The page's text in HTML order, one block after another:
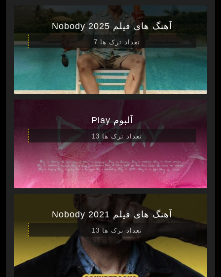
آهنگ های فیلم Nobody 2025
تعداد ترک ها 7
آلبوم Play
تعداد ترک ها 13
آهنگ های فیلم Nobody 2021
تعداد ترک ها 13